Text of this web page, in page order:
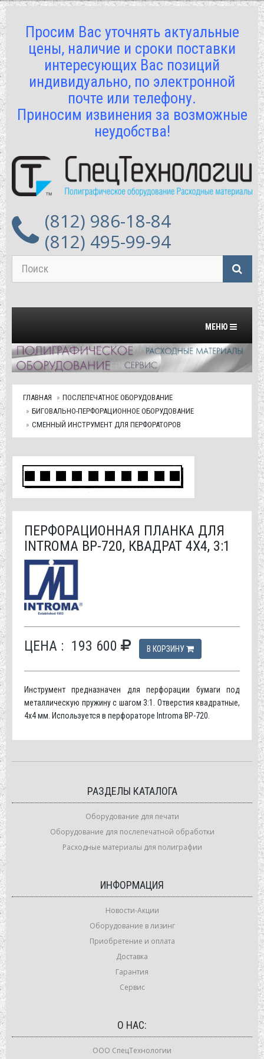
Просим Вас уточнять актуальные
цены, наличие и сроки поставки
интересующих Вас позиций
индивидуально, по электронной
почте или телефону.
Приносим извинения за возможные
неудобства!
(812) 986-18-84
(812) 495-99-94
Переключить
МЕНЮ
ГЛАВНАЯ
ПОСЛЕПЕЧАТНОЕ ОБОРУДОВАНИЕ
БИГОВАЛЬНО-ПЕРФОРАЦИОННОЕ ОБОРУДОВАНИЕ
СМЕННЫЙ ИНСТРУМЕНТ ДЛЯ ПЕРФОРАТОРОВ
ПЕРФОРАЦИОННАЯ ПЛАНКА ДЛЯ
INTROMA BP-720, КВАДРАТ 4Х4, 3:1
ЦЕНА : 193 600 В КОРЗИНУ
Инструмент предназначен для перфорации бумаги под
металлическую пружину с шагом 3:1. Отверстия квадратные,
4х4 мм. Используется в перфораторе Introma BP-720.
РАЗДЕЛЫ КАТАЛОГА
Оборудование для печати
Оборудование для послепечатной обработки
Расходные материалы для полиграфии
ИНФОРМАЦИЯ
Новости-Акции
Оборудование в лизинг
Приобретение и оплата
Доставка
Гарантия
Сервис
О НАС:
ООО СпецТехнологии